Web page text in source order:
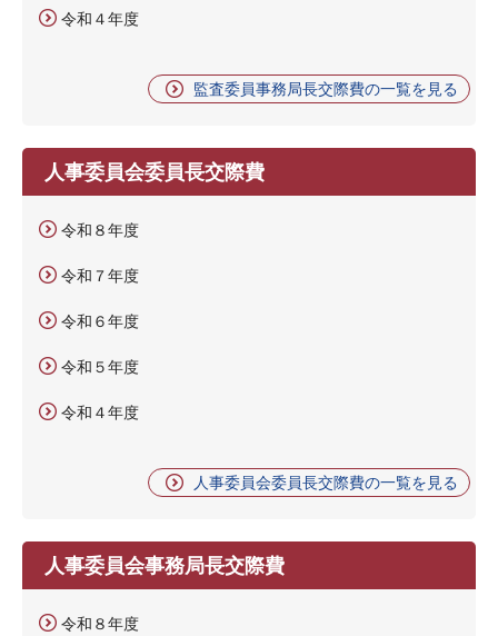
令和４年度
監査委員事務局長交際費の一覧を見る
人事委員会委員長交際費
令和８年度
令和７年度
令和６年度
令和５年度
令和４年度
人事委員会委員長交際費の一覧を見る
人事委員会事務局長交際費
令和８年度